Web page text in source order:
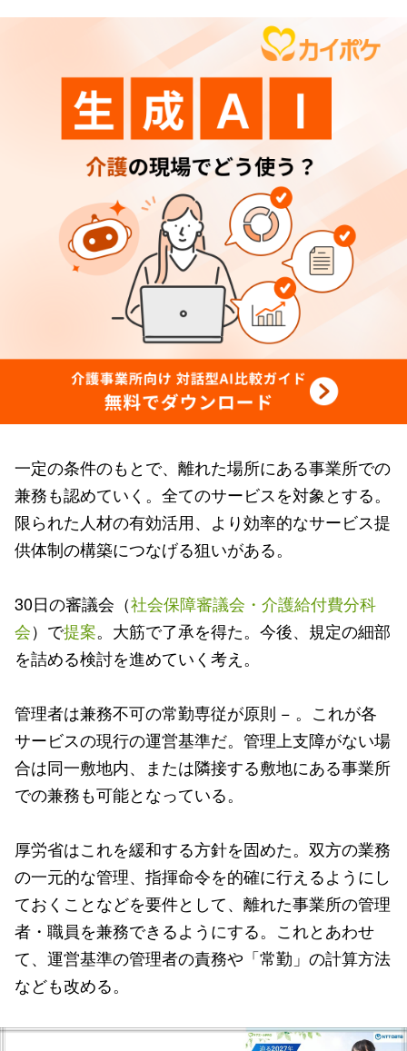
一定の条件のもとで、離れた場所にある事業所での
兼務も認めていく。全てのサービスを対象とする。
限られた人材の有効活用、より効率的なサービス提
供体制の構築につなげる狙いがある。
30日の審議会（社会保障審議会・介護給付費分科
会）で提案。大筋で了承を得た。今後、規定の細部
を詰める検討を進めていく考え。
管理者は兼務不可の常勤専従が原則 − 。これが各
サービスの現行の運営基準だ。管理上支障がない場
合は同一敷地内、または隣接する敷地にある事業所
での兼務も可能となっている。
厚労省はこれを緩和する方針を固めた。双方の業務
の一元的な管理、指揮命令を的確に行えるようにし
ておくことなどを要件として、離れた事業所の管理
者・職員を兼務できるようにする。これとあわせ
て、運営基準の管理者の責務や「常勤」の計算方法
なども改める。